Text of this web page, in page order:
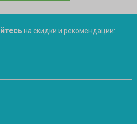
на скидки и рекомендации: